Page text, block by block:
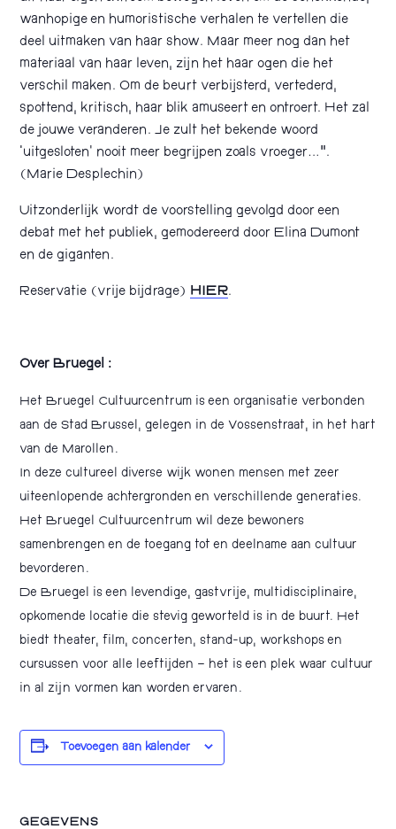
wanhopige en humoristische verhalen te vertellen die
deel uitmaken van haar show. Maar meer nog dan het
materiaal van haar leven, zijn het haar ogen die het
verschil maken. Om de beurt verbijsterd, vertederd,
spottend, kritisch, haar blik amuseert en ontroert. Het zal
de jouwe veranderen. Je zult het bekende woord
‘uitgesloten’ nooit meer begrijpen zoals vroeger…”.
(Marie Desplechin)
Uitzonderlijk wordt de voorstelling gevolgd door een
debat met het publiek, gemodereerd door Elina Dumont
en de giganten.
Reservatie (vrije bijdrage) HIER.
Over Bruegel :
Het Bruegel Cultuurcentrum is een organisatie verbonden
aan de Stad Brussel, gelegen in de Vossenstraat, in het hart
van de Marollen.
In deze cultureel diverse wijk wonen mensen met zeer
uiteenlopende achtergronden en verschillende generaties.
Het Bruegel Cultuurcentrum wil deze bewoners
samenbrengen en de toegang tot en deelname aan cultuur
bevorderen.
De Bruegel is een levendige, gastvrije, multidisciplinaire,
opkomende locatie die stevig geworteld is in de buurt. Het
biedt theater, film, concerten, stand-up, workshops en
cursussen voor alle leeftijden – het is een plek waar cultuur
in al zijn vormen kan worden ervaren.
Toevoegen aan kalender
GEGEVENS